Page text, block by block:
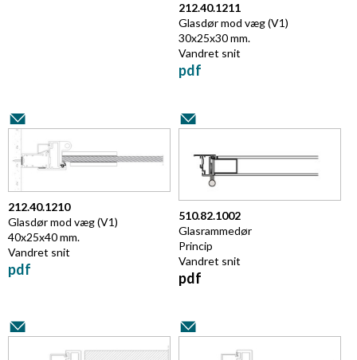
212.40.1211
Glasdør mod væg (V1)
30x25x30 mm.
Vandret snit
pdf
212.40.1210
Glasdør mod væg (V1)
40x25x40 mm.
Vandret snit
pdf
510.82.1002
Glasrammedør
Princip
Vandret snit
pdf